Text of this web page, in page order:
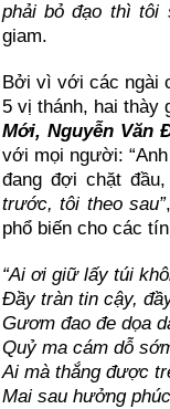
phải bỏ đạo thì tôi
giam.
Bởi vì với các ngài
5 vị thánh, hai thày
Mới, Nguyễn Văn
với mọi người:
đang đợi chặt
trước, tôi theo sau”
phổ biến cho các
“Ai ơi giữ lấy túi
Đầy tràn tin cậy,
Gươm đao đe dọa
Quỷ ma cám dỗ
Ai mà thắng được
Mai sau hưởng